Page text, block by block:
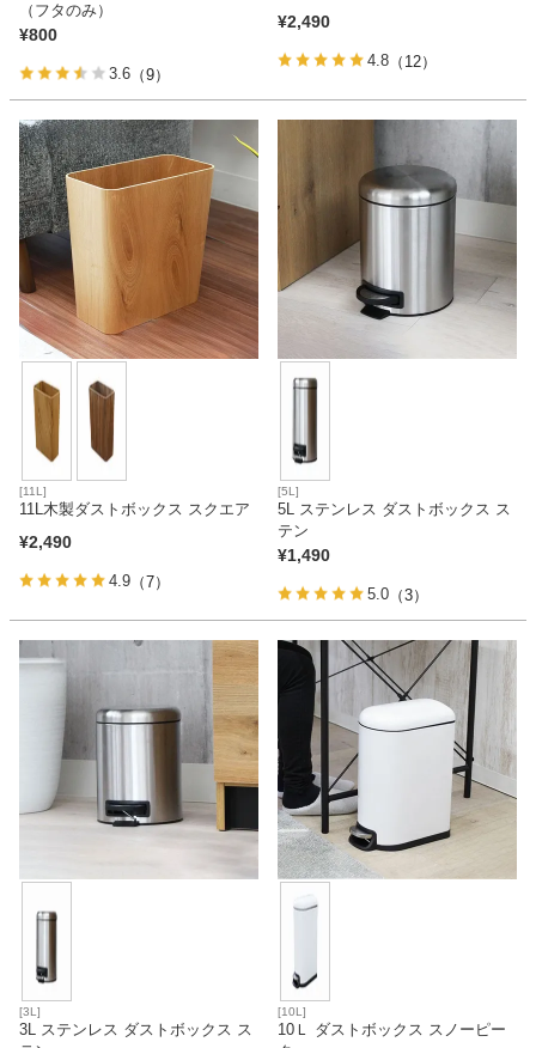
（フタのみ）
¥800
3.6 （9）
¥2,490
4.8 （12）
[11L]
11L木製ダストボックス スクエア
¥2,490
4.9 （7）
[5L]
5L ステンレス ダストボックス ス
テン
¥1,490
5.0 （3）
[3L]
3L ステンレス ダストボックス ス
[10L]
10Ｌ ダストボックス スノーピー